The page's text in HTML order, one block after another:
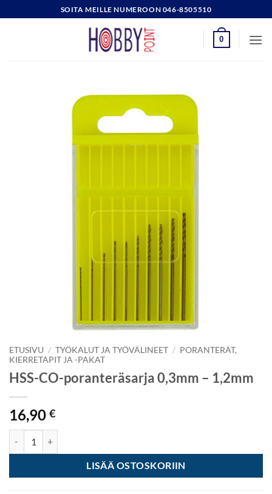
to
SOITA MEILLE NUMEROON 046-8505510
0
ETUSIVU / TYÖKALUT JA TYÖVÄLINEET / PORANTERÄT,
KIERRETAPIT JA -PAKAT
HSS-CO-poranteräsarja 0,3mm – 1,2mm
16,90 €
LISÄÄ OSTOSKORIIN